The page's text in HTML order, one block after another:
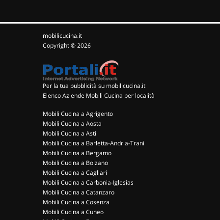
mobilicucina.it
Copyright © 2026
Per la tua pubblicità su mobilicucina.it
Elenco Aziende Mobili Cucina per località
Mobili Cucina a Agrigento
Mobili Cucina a Aosta
Mobili Cucina a Asti
Mobili Cucina a Barletta-Andria-Trani
Mobili Cucina a Bergamo
Mobili Cucina a Bolzano
Mobili Cucina a Cagliari
Mobili Cucina a Carbonia-Iglesias
Mobili Cucina a Catanzaro
Mobili Cucina a Cosenza
Mobili Cucina a Cuneo